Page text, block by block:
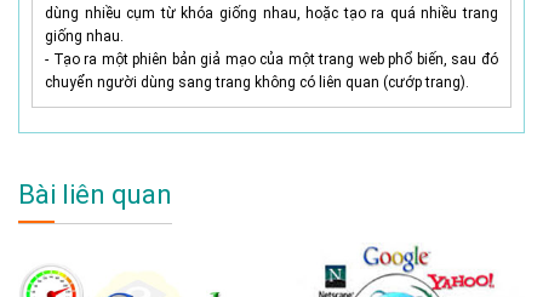
dùng nhiều cụm từ khóa giống nhau, hoặc tạo ra quá nhiều trang
giống nhau.
- Tạo ra một phiên bản giả mạo của một trang web phổ biến, sau đó
chuyển người dùng sang trang không có liên quan (cướp trang).
Bài liên quan